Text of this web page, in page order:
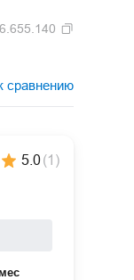
6.655.140
сравнению
5.0(1 )